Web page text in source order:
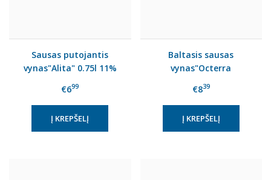
Sausas putojantis
vynas"Alita" 0.75l 11%
€699
Baltasis sausas
vynas"Octerra
€839